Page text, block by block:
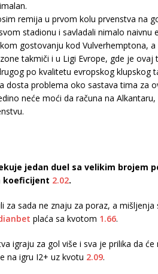
remija u prvom kolu prvenstva na
stadionu i savladali nimalo
gostovanju kod Vulverhemptona,
takmiči i u Ligi Evrope, gde je
po kvalitetu evropskog klupskog
dosta problema oko sastava tima za
neće moći da računa na
jedan duel sa velikim
koeficijent 2.02.
sada ne znaju za poraz, a
plaća sa kvotom 1.66.
igraju za gol više i sva je prilika da
na igru I2+ uz kvotu 2.09.